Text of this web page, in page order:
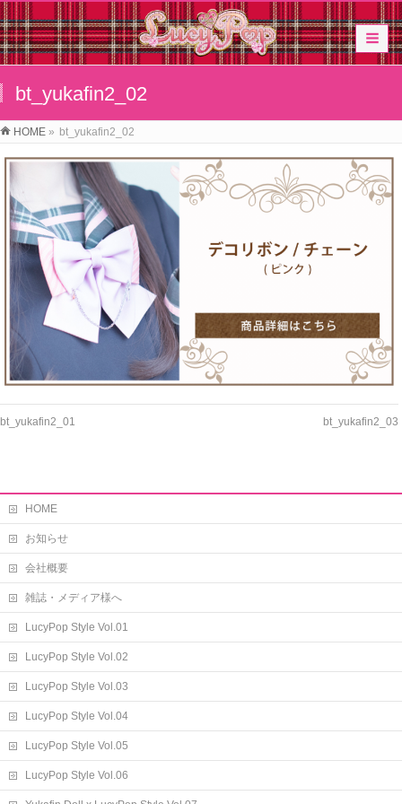
bt_yukafin2_02
HOME » bt_yukafin2_02
bt_yukafin2_01 bt_yukafin2_03
HOME
お知らせ
会社概要
雑誌・メディア様へ
LucyPop Style Vol.01
LucyPop Style Vol.02
LucyPop Style Vol.03
LucyPop Style Vol.04
LucyPop Style Vol.05
LucyPop Style Vol.06